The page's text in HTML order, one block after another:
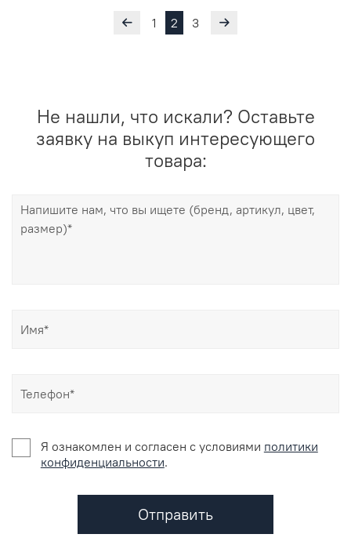
1 2 3
Не нашли, что искали? Оставьте
заявку на выкуп интересующего
товара:
Я ознакомлен и согласен c условиями политики
конфиденциальности.
Отправить